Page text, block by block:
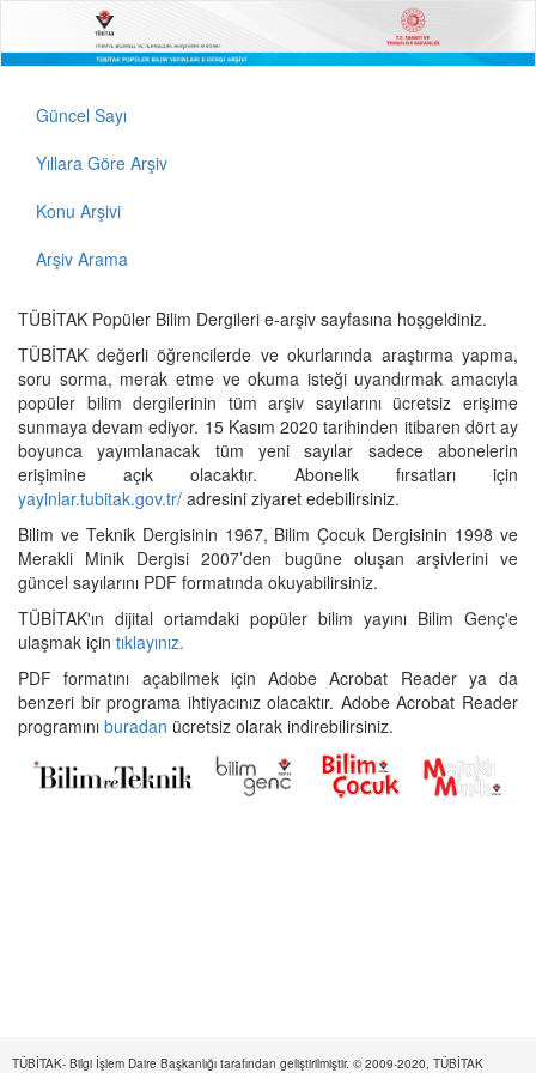
Güncel Sayı
Yıllara Göre Arşiv
Konu Arşivi
Arşiv Arama
TÜBİTAK Popüler Bilim Dergileri e-arşiv sayfasına hoşgeldiniz.
TÜBİTAK değerli öğrencilerde ve okurlarında araştırma yapma,
soru sorma, merak etme ve okuma isteği uyandırmak amacıyla
popüler bilim dergilerinin tüm arşiv sayılarını ücretsiz erişime
sunmaya devam ediyor. 15 Kasım 2020 tarihinden itibaren dört ay
boyunca yayımlanacak tüm yeni sayılar sadece abonelerin
erişimine açık olacaktır. Abonelik fırsatları için
yayinlar.tubitak.gov.tr/ adresini ziyaret edebilirsiniz.
Bilim ve Teknik Dergisinin 1967, Bilim Çocuk Dergisinin 1998 ve
Merakli Minik Dergisi 2007’den bugüne oluşan arşivlerini ve
güncel sayılarını PDF formatında okuyabilirsiniz.
TÜBİTAK'ın dijital ortamdaki popüler bilim yayını Bilim Genç'e
ulaşmak için tıklayınız.
PDF formatını açabilmek için Adobe Acrobat Reader ya da
benzeri bir programa ihtiyacınız olacaktır. Adobe Acrobat Reader
programını buradan ücretsiz olarak indirebilirsiniz.
TÜBİTAK- Bilgi İşlem Daire Başkanlığı tarafından geliştirilmiştir. © 2009-2020, TÜBİTAK